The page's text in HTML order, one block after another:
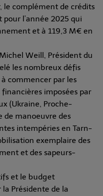
complément de crédits
l’année 2025 qui
et à 119,3 M€ en
Weill, Président du
les nombreux défis
commencer par les
imposées par
(Ukraine, Proche-
de manoeuvre des
intempéries en Tarn-
exemplaire des
et des sapeurs-
et le budget
Présidente de la